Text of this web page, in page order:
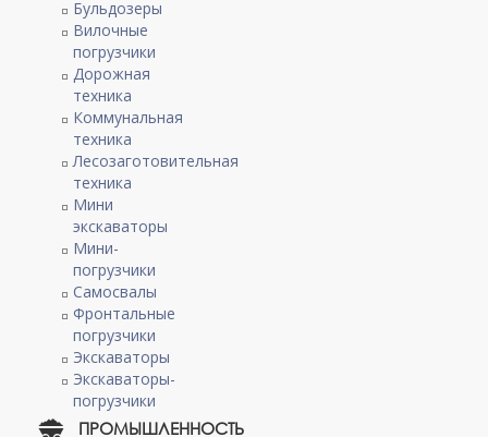
Бульдозеры
Вилочные
погрузчики
Дорожная
техника
Коммунальная
техника
Лесозаготовительная
техника
Мини
экскаваторы
Мини-
погрузчики
Самосвалы
Фронтальные
погрузчики
Экскаваторы
Экскаваторы-
погрузчики
ПРОМЫШЛЕННОСТЬ